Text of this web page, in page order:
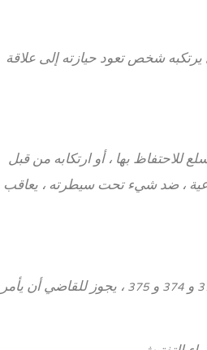
شخص تعود حيازته إلى علاقة
بها ، أو ارتكابه من قبل
، ضد شيء تحت سيطرته ، يعاقب
في حالة الإدانة بإحدى الجرائم المنصوص عليها في المواد 372 و 374 و 375 ، يجوز للقاضي أن يأمر